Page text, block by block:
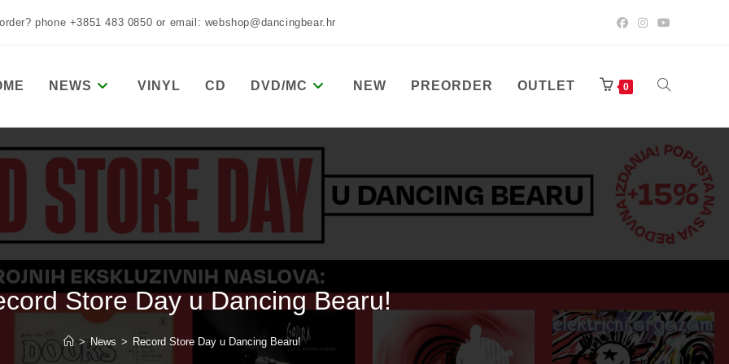
phone +3851 483 0850 or email: webshop@dancingbear.hr
NEWS VINYL CD DVD/MC NEW PREORDER OUTLET 0 TOGGLE
WEBSITE
SEARCH
Store Day u Dancing Bearu!
> News > Record Store Day u Dancing Bearu!